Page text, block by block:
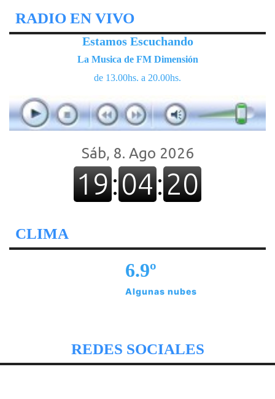
RADIO EN VIVO
Estamos Escuchando
La Musica de FM Dimensión
de 13.00hs. a 20.00hs.
CLIMA
6.9º
Algunas nubes
REDES SOCIALES